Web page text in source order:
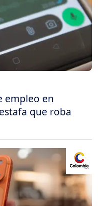
empleo en
que roba